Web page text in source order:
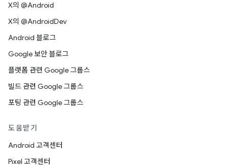
X의 @Android
X의 @AndroidDev
Android 블로그
Google 보안 블로그
플랫폼 관련 Google 그룹스
빌드 관련 Google 그룹스
포팅 관련 Google 그룹스
도움받기
Android 고객센터
Pixel 고객센터